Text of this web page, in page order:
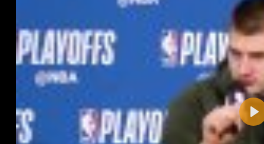
Name:
E-Mail-Adresse (optional):